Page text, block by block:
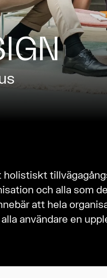
holistiskt
och alla som
att hela
användare en